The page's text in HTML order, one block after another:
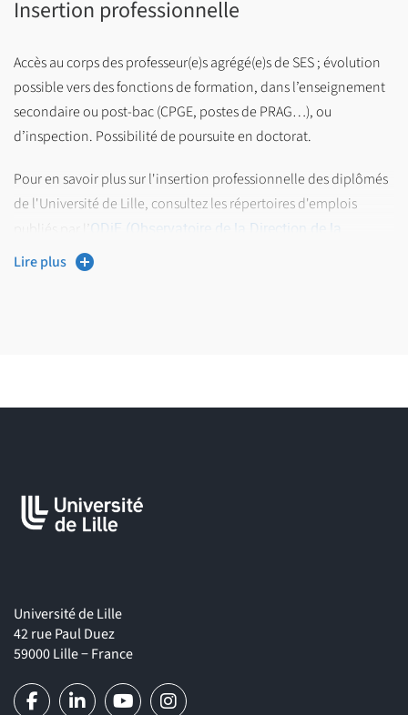
Insertion professionnelle
Accès au corps des professeur(e)s agrégé(e)s de SES ; évolution
possible vers des fonctions de formation, dans l’enseignement
secondaire ou post-bac (CPGE, postes de PRAG…), ou
d’inspection. Possibilité de poursuite en doctorat.
Pour en savoir plus sur l'insertion professionnelle des diplômés
de l'Université de Lille, consultez les répertoires d'emplois
publiés par l’ODiF (Observatoire de la Direction de la
Formation)
Lire plus
Université de Lille
42 rue Paul Duez
59000 Lille − France